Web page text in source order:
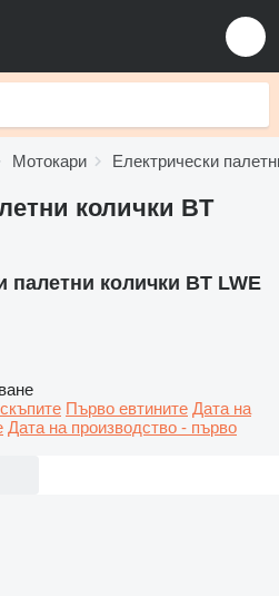
Мотокари Електрически
колички BT
палетни колички BT LWE
Първо евтините Дата на
Дата на производство - първо